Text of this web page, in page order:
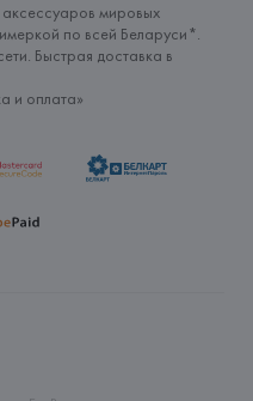
мировых
по всей Беларуси*.
Быстрая доставка в
и оплата»